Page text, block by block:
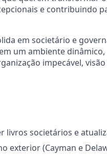
e contribuindo
em societário e
um ambiente
impecável,
societários e
exterior (Cayman e